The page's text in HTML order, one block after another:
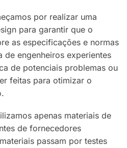
por realizar uma
para garantir que o
as especificações e normas
de engenheiros experientes
de potenciais problemas ou
feitas para otimizar o
apenas materiais de
de fornecedores
passam por testes